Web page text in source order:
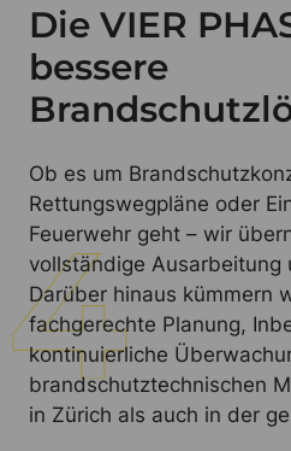
Die VIER
bessere
Ob es um
Rettungswegpläne oder
Feuerwehr geht – wir
vollständige Ausarbeitung
Darüber hinaus kümmern
fachgerechte Planung,
kontinuierliche
brandschutztechnischen
in Zürich als auch in der